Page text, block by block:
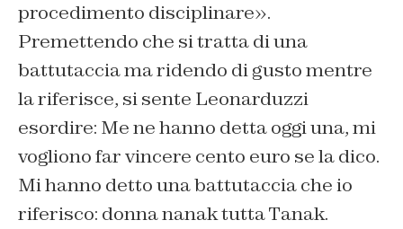
procedimento disciplinare».
Premettendo che si tratta di una
battutaccia ma ridendo di gusto mentre
la riferisce, si sente Leonarduzzi
esordire: Me ne hanno detta oggi una, mi
vogliono far vincere cento euro se la dico.
Mi hanno detto una battutaccia che io
riferisco: donna nanak tutta Tanak.